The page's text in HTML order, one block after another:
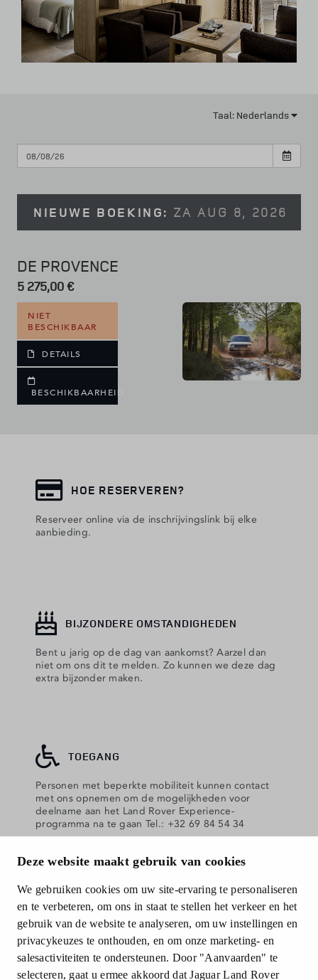
Deze website maakt gebruik van cookies
We gebruiken cookies om uw site-ervaring te personaliseren
en te verbeteren, om ons in staat te stellen het verkeer en het
gebruik van de website te analyseren, om uw instellingen en
privacykeuzes te onthouden, en om onze marketing- en
salesactiviteiten te ondersteunen. Door "Aanvaarden" te
selecteren, gaat u ermee akkoord dat Jaguar Land Rover
HOE RESERVEREN?
Reserveer online via de inschrijvingslink bij elke
aanbieding.
BIJZONDERE OMSTANDIGHEDEN
Bent u jarig op de dag van aankomst? Aarzel dan
niet om ons dit te melden. Zo kunnen we deze dag
extra bijzonder maken.
TOEGANG
Personen met beperkte mobiliteit kunnen contact
met ons opnemen om de mogelijkheden voor
deelname aan het Land Rover Experience-
programma na te gaan Tel.: +32 69 84 54 34
VERKOOPVOORWAARDEN
Download onze verkoopvoorwaarden